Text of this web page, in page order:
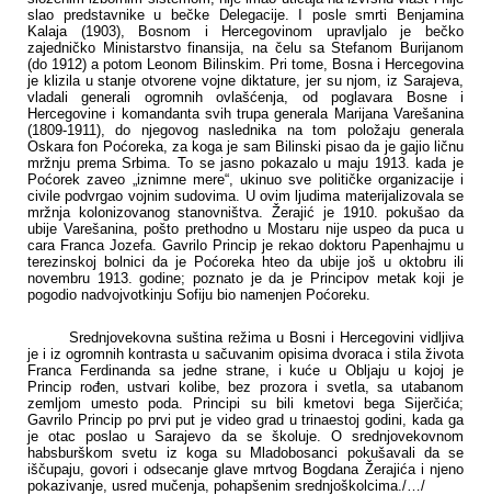
slao predstavnike u bečke Delegacije. I posle smrti Benjamina
Kalaja (1903), Bosnom i Hercegovinom upravljalo je bečko
zajedničko Ministarstvo finansija, na čelu sa Stefanom Burijanom
(do 1912) a potom Leonom Bilinskim. Pri tome, Bosna i Hercegovina
je klizila u stanje otvorene vojne diktature, jer su njom, iz Sarajeva,
vladali generali ogromnih ovlašćenja, od poglavara Bosne i
Hercegovine i komandanta svih trupa generala Marijana Varešanina
(1809-1911), do njegovog naslednika na tom položaju generala
Oskara fon Poćoreka, za koga je sam Bilinski pisao da je gajio ličnu
mržnju prema Srbima. To se jasno pokazalo u maju 1913. kada je
Poćorek zaveo „iznimne mere“, ukinuo sve političke organizacije i
civile podvrgao vojnim sudovima. U ovim ljudima materijalizovala se
mržnja kolonizovanog stanovništva. Žerajić je 1910. pokušao da
ubije Varešanina, pošto prethodno u Mostaru nije uspeo da puca u
cara Franca Jozefa. Gavrilo Princip je rekao doktoru Papenhajmu u
terezinskoj bolnici da je Poćoreka hteo da ubije još u oktobru ili
novembru 1913. godine; poznato je da je Principov metak koji je
pogodio nadvojvotkinju Sofiju bio namenjen Poćoreku.
Srednjovekovna suština režima u Bosni i Hercegovini vidljiva
je i iz ogromnih kontrasta u sačuvanim opisima dvoraca i stila života
Franca Ferdinanda sa jedne strane, i kuće u Obljaju u kojoj je
Princip rođen, ustvari kolibe, bez prozora i svetla, sa utabanom
zemljom umesto poda. Principi su bili kmetovi bega Sijerčića;
Gavrilo Princip po prvi put je video grad u trinaestoj godini, kada ga
je otac poslao u Sarajevo da se školuje. O srednjovekovnom
habsburškom svetu iz koga su Mladobosanci pokušavali da se
iščupaju, govori i odsecanje glave mrtvog Bogdana Žerajića i njeno
pokazivanje, usred mučenja, pohapšenim srednjoškolcima./…/